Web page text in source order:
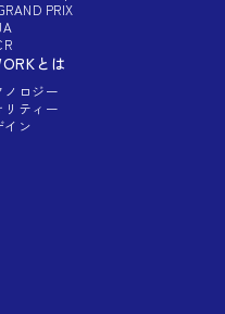
PRIX
とは
ノロジー
リティー
イン